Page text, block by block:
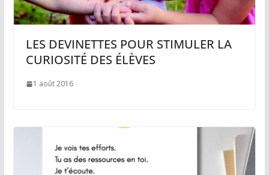
LES DEVINETTES POUR STIMULER LA
CURIOSITÉ DES ÉLÈVES
1 août 2016